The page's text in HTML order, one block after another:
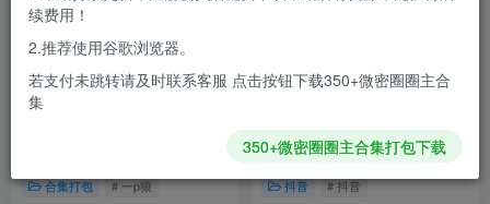
合集打包 # 一p狼
抖音 小范范 秘语空间 NO.007
期 【1P4V】最新至：
2026.1.31
抖音 # 抖音
续费用！
2.推荐使用谷歌浏览器。
若支付未跳转请及时联系客服 点击按钮下载350+微密圈圈主合
集
350+微密圈圈主合集打包下载